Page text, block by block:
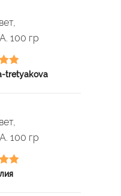
100 гр
5из
tretyakova
100 гр
5из